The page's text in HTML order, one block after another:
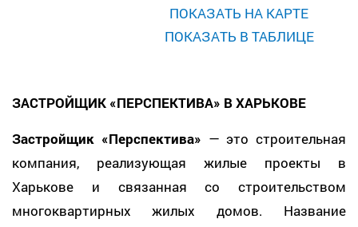
ПОКАЗАТЬ НА КАРТЕ
ПОКАЗАТЬ В ТАБЛИЦЕ
ЗАСТРОЙЩИК «ПЕРСПЕКТИВА» В ХАРЬКОВЕ
Застройщик «Перспектива» — это строительная
компания, реализующая жилые проекты в
Харькове и связанная со строительством
многоквартирных жилых домов. Название